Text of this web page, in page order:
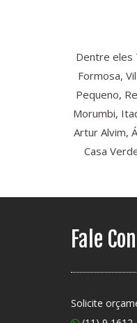
Dentre eles
Formosa,
Pequeno,
Morumbi,
Artur Alvim,
Casa
Fale
Solicite